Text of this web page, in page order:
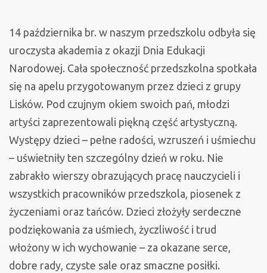
okazji
Dnia
Edukacji
14 października br. w naszym przedszkolu odbyła się
uroczysta akademia z okazji Dnia Edukacji
Narodowej. Cała społeczność przedszkolna spotkała
się na apelu przygotowanym przez dzieci z grupy
Lisków. Pod czujnym okiem swoich pań, młodzi
artyści zaprezentowali piękną część artystyczną.
Występy dzieci – pełne radości, wzruszeń i uśmiechu
– uświetniły ten szczególny dzień w roku. Nie
zabrakło wierszy obrazujących pracę nauczycieli i
wszystkich pracowników przedszkola, piosenek z
życzeniami oraz tańców. Dzieci złożyły serdeczne
podziękowania za uśmiech, życzliwość i trud
włożony w ich wychowanie – za okazane serce,
dobre rady, czyste sale oraz smaczne posiłki.